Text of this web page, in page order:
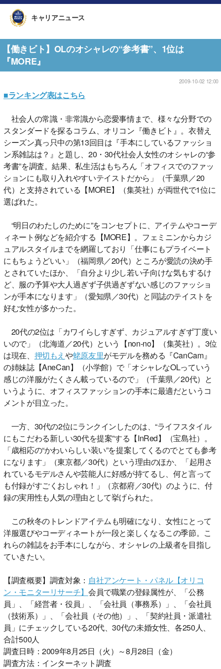
キャリアニュース
【働きビト】OLのオシャレの“参考書”、1位は
『MORE』
2009-10-02 12:00
■ランキング表はこちら
社会人の常識・非常識から恋愛事情まで、様々な分野での
スタンダードを探るコラム、オリコン『働きビト』。衣替え
シーズン真っ只中の第13回目は『手本にしているファッショ
ン系雑誌は？』と題し、20・30代社会人女性のオシャレの“参
考書”を調査。結果、私生活はもちろん「オフィスでのファッ
ションにも取り入れやすいテイストだから」（千葉県／20
代）と支持されている【MORE】（集英社）が両世代で1位に
選ばれた。
“明日のわたしのために”をコンセプトに、アイテムやコーデ
ィネート例などを紹介する【MORE】。フェミニンからカジ
ュアルスタイルまでを網羅しており「仕事にもプライベート
にもちょうどいい」（福岡県／20代）ところが愛読の決め手
とされていたほか、「自分より少し若い子向けな気もするけ
ど、服の予算や大人過ぎず子供過ぎずない感じのファッショ
ンが手本になります」（愛知県／30代）と同誌のテイストを
好む女性が多かった。
20代の2位は「カワイらしすぎず、カジュアルすぎず丁度い
いので」（北海道／20代）という【non-no】（集英社）。3位
は現在、 押切もえ や蛯原友里がモデルを務める『CanCam』
の姉妹誌【AneCan】（小学館）で「オシャレなOLっていう
感じの洋服がたくさん載っているので」（千葉県／20代）と
いうように、オフィスファッションの手本に最適だというコ
メントが目立った。
一方、30代の2位にランクインしたのは、“ライフスタイル
にもこだわる新しい30代を提案”する【InRed】（宝島社）。
「歳相応の“かわいらしい装い”を提案してくるのでとても参考
になります」（東京都／30代）という理由のほか、「起用さ
れているモデルさんや芸能人に好感が持てるし、何と言って
も付録がすごくおしゃれ！」（京都府／30代）のように、付
録の実用性も人気の理由として挙げられた。
この秋冬のトレンドアイテムも明確になり、女性にとって
洋服選びやコーディネートが一段と楽しくなるこの季節。こ
れらの雑誌をお手本にしながら、オシャレの上級者を目指し
ていきたい。
【調査概要】調査対象： 自社アンケート・パネル【オリコ
ン・モニターリサーチ】 会員で職業の登録属性が、「公務
員」、「経営者・役員」、「会社員（事務系）」、「会社員
（技術系）」、「会社員（その他）」、「契約社員・派遣社
員」にチェックしている20代、30代の未婚女性、各250人、
合計500人
調査日時：2009年8月25日（火）～8月28日（金）
調査方法：インターネット調査